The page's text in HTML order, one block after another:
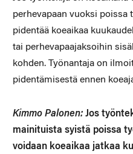
perhevapaan vuoksi poissa
pidentää koeaikaa
tai perhevapaajaksoihin
kohden. Työnantaja on
pidentämisestä ennen
Kimmo Palonen:Jos
mainituista syistä poissa
voidaan koeaikaa jatkaa